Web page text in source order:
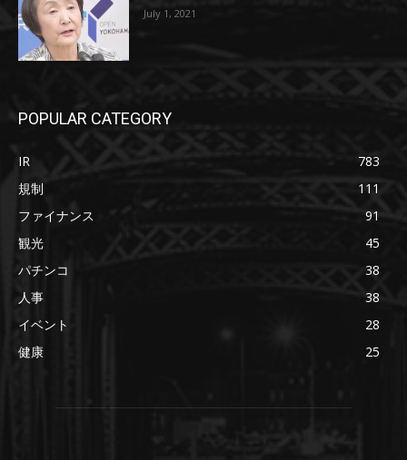
July 1, 2021
POPULAR CATEGORY
IR
783
規制
111
ファイナンス
91
観光
45
パチンコ
38
人事
38
イベント
28
健康
25